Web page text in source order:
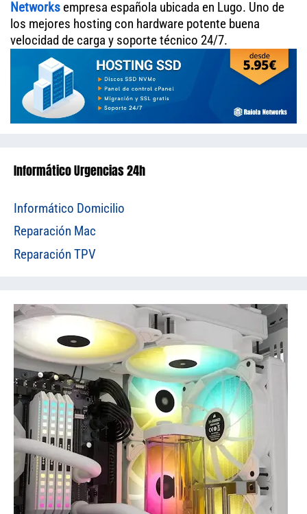
Networks empresa española ubicada en Lugo. Uno de
los mejores hosting con hardware potente buena
velocidad de carga y soporte técnico 24/7.
Informático Urgencias 24h
Informático Domicilio
Reparación Mac
Reparación TPV